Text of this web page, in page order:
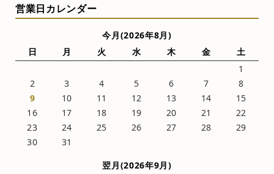
営業日カレンダー
今月(2026年8月)
日
月 火 水 木 金
土
1
2
3 4 5 6 7
8
9
10 11 12 13 14
15
16
17 18 19 20 21
22
23
24 25 26 27 28
29
30
31
翌月(2026年9月)